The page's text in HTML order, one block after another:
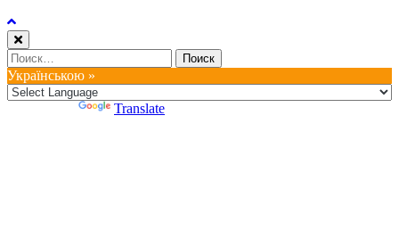
Найти:
Українською »
Translate